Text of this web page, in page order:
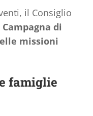
il Consiglio
Campagna di
missioni
famiglie